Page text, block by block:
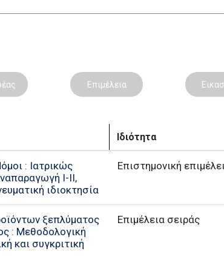
Επιμέλεια
Ιδιότητα
: Ιατρικώς
Ι-ΙΙ,
ιδιοκτησία
Επιστημονική
ξεπλύματος
: Μεθοδολογική
και συγκριτική
Επιμέλεια σειράς